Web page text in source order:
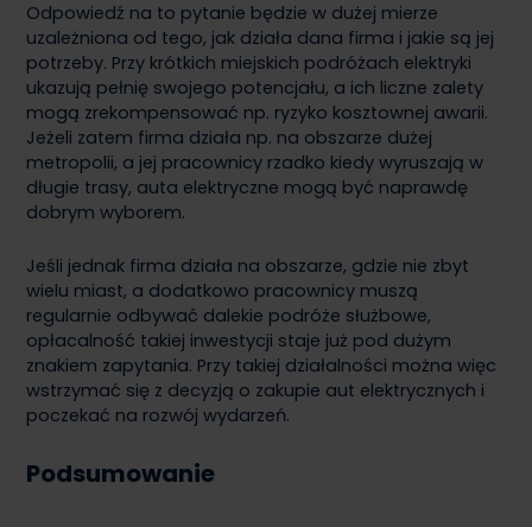
Odpowiedź na to pytanie będzie w dużej mierze
uzależniona od tego, jak działa dana firma i jakie są jej
potrzeby. Przy krótkich miejskich podróżach elektryki
ukazują pełnię swojego potencjału, a ich liczne zalety
mogą zrekompensować np. ryzyko kosztownej awarii.
Jeżeli zatem firma działa np. na obszarze dużej
metropolii, a jej pracownicy rzadko kiedy wyruszają w
długie trasy, auta elektryczne mogą być naprawdę
dobrym wyborem.
Jeśli jednak firma działa na obszarze, gdzie nie zbyt
wielu miast, a dodatkowo pracownicy muszą
regularnie odbywać dalekie podróże służbowe,
opłacalność takiej inwestycji staje już pod dużym
znakiem zapytania. Przy takiej działalności można więc
wstrzymać się z decyzją o zakupie aut elektrycznych i
poczekać na rozwój wydarzeń.
Podsumowanie